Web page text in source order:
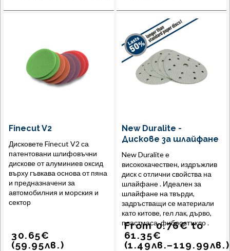
Finecut V2
Дисковете Finecut V2 са
патентовани шлифовъчни
дискове от алуминиев оксид
върху гъвкава основа от пяна
и предназначени за
автомобилния и морския и
сектор
30.65€
(59.95лв.)
New Duralite -
Дискове за шлайфане
New Duralite е
висококачествен, издръжлив
диск с отлични свойства на
шлайфане . Идеален за
шлайфане на твърди,
задръстващи се материали
като китове, гел лак, дърво,
пластмаса, фибростъкло .
From0.76€to
61.35€
(1.49лв.–119.99лв.)